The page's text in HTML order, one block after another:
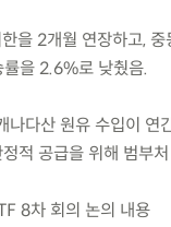
을 2개월 연장하고,
을 2.6%로 낮췄음.
다산 원유 수입이
적 공급을 위해 범부
8차 회의 논의 내용